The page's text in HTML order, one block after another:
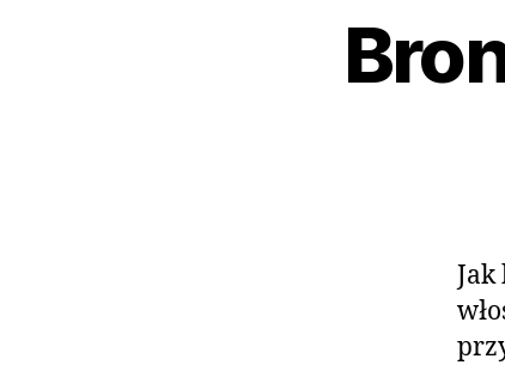
Jak